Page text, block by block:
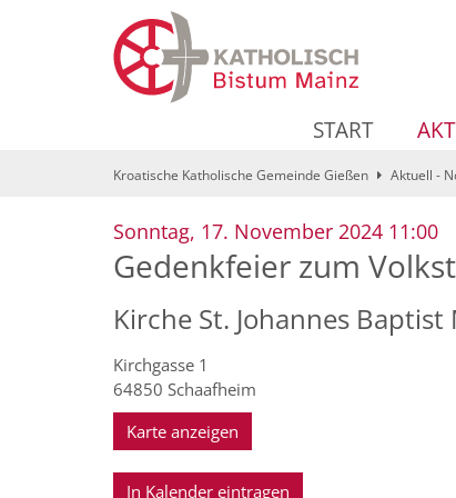
START
Kroatische Katholische Gemeinde Gießen Aktuell -
Sonntag, 17. November 2024 11:00:
Gedenkfeier zum
Kirche St. Johannes Baptist
Kirchgasse 1
64850 Schaafheim
Karte anzeigen
In Kalender eintragen